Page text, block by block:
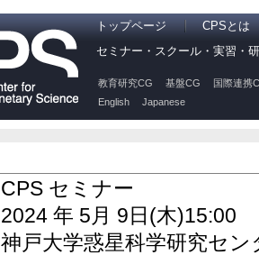
トップページ
CPSとは
セミナー・スクール・実習・
教育研究CG 基盤CG
国際連携
English
Japanese
CPS セミナー
2024 年 5月 9日(木)15:00
神戸大学惑星科学研究セ